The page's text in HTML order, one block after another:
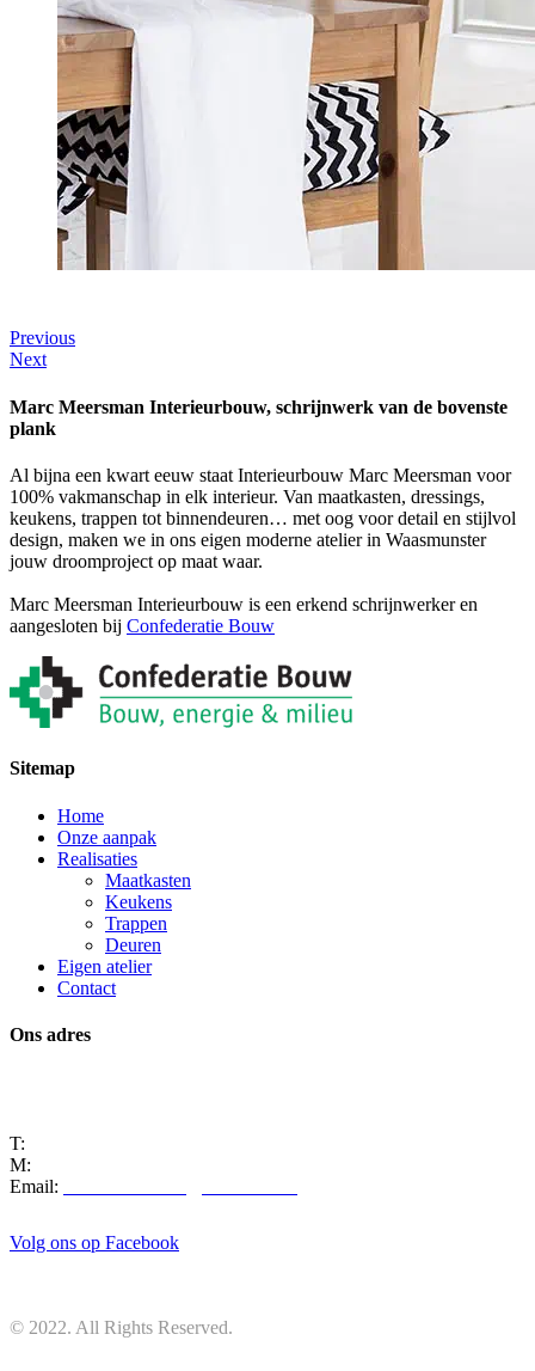
Previous
Next
Marc Meersman Interieurbouw, schrijnwerk van de bovenste
plank
Al bijna een kwart eeuw staat Interieurbouw Marc Meersman voor
100% vakmanschap in elk interieur. Van maatkasten, dressings,
keukens, trappen tot binnendeuren… met oog voor detail en stijlvol
design, maken we in ons eigen moderne atelier in Waasmunster
jouw droomproject op maat waar.
Marc Meersman Interieurbouw is een erkend schrijnwerker en
aangesloten bij Confederatie Bouw
Sitemap
Home
Onze aanpak
Realisaties
Maatkasten
Keukens
Trappen
Deuren
Eigen atelier
Contact
Ons adres
T:
M:
Email:
Volg ons op Facebook
© 2022. All Rights Reserved.